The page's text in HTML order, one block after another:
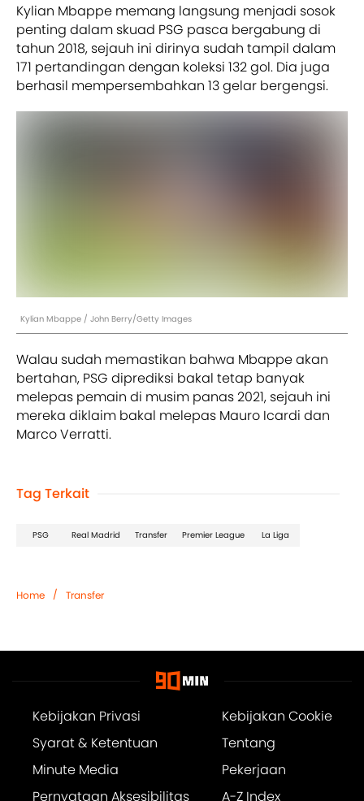
Kylian Mbappe memang langsung menjadi sosok
penting dalam skuad PSG pasca bergabung di
tahun 2018, sejauh ini dirinya sudah tampil dalam
171 pertandingan dengan koleksi 132 gol. Dia juga
berhasil mempersembahkan 13 gelar bergengsi.
Kylian Mbappe / John Berry/Getty Images
Walau sudah memastikan bahwa Mbappe akan
bertahan, PSG diprediksi bakal tetap banyak
melepas pemain di musim panas 2021, sejauh ini
mereka diklaim bakal melepas Mauro Icardi dan
Marco Verratti.
Tag Terkait
PSG Real Madrid Transfer Premier League La Liga
Home / Transfer
Kebijakan Privasi
Kebijakan Cookie
Syarat & Ketentuan
Tentang
Minute Media
Pekerjaan
Pernyataan Aksesibilitas
A-Z Index